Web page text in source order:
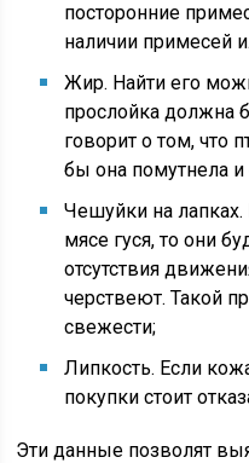
посторонние
наличии примесей
Жир. Найти его
прослойка должна
говорит о том, что
бы она помутнела и
Чешуйки на
мясе гуся, то они
отсутствия
черствеют. Такой
свежести;
Липкость. Если
покупки стоит
Эти данные позволят